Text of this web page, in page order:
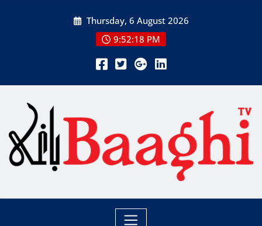
Thursday, 6 August 2026
9:52:18 PM